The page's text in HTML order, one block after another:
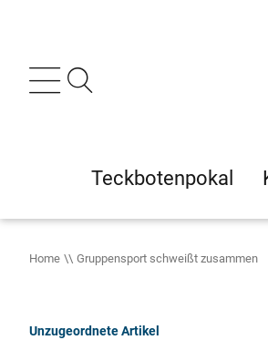
Teckbotenpokal
Home Gruppensport schweißt zusammen
Unzugeordnete Artikel